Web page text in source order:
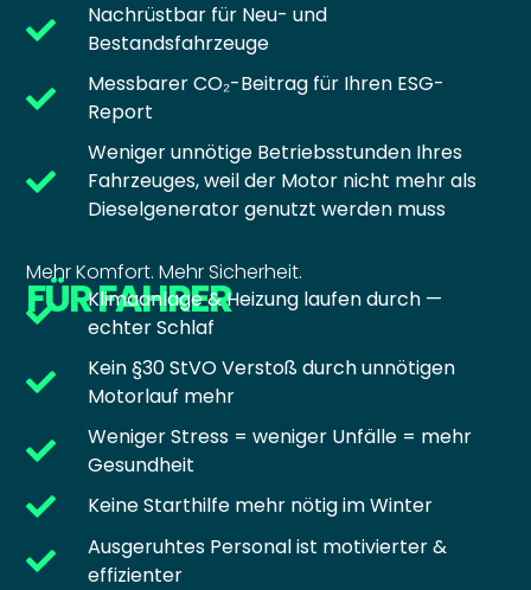
Nachrüstbar für Neu- und
Bestandsfahrzeuge
Messbarer CO₂-Beitrag für Ihren ESG-
Report
Weniger unnötige Betriebsstunden Ihres
Fahrzeuges, weil der Motor nicht mehr als
Dieselgenerator genutzt werden muss
FÜR FAHRER
Mehr Komfort. Mehr Sicherheit.
Klimaanlage & Heizung laufen durch —
echter Schlaf
Kein §30 StVO Verstoß durch unnötigen
Motorlauf mehr
Weniger Stress = weniger Unfälle = mehr
Gesundheit
Keine Starthilfe mehr nötig im Winter
Ausgeruhtes Personal ist motivierter &
effizienter